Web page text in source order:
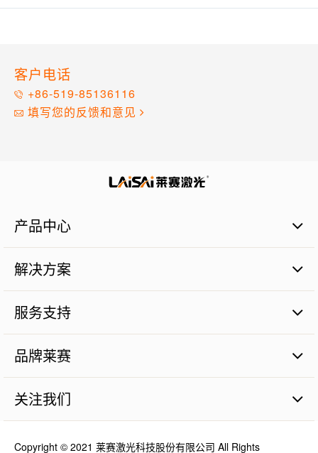
客户电话
+86-519-85136116
填写您的反馈和意见
产品中心
激光扫平仪
激光标线仪
激光标点仪
瓷砖铺贴
激光测量仪器
机械工程激光探测器
解决方案
商业建筑施工篇
管道施工篇
农业土地整平篇
砼面摊铺篇
服务支持
品质保证
售后服务
服务网点
涉及服务
品牌莱赛
品牌价值
人才理念
最新消息
关注我们
Copyright © 2021 莱赛激光科技股份有限公司 All Rights